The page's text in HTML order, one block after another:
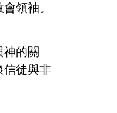
領袖。
神的關
信徒與非